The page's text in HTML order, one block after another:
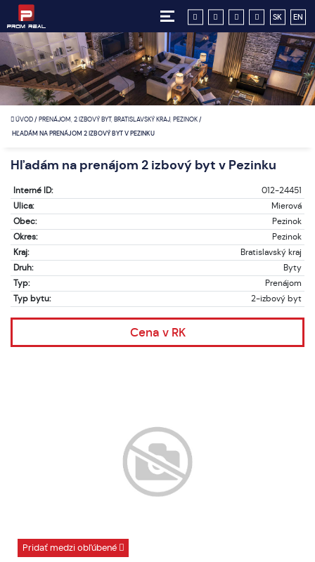
SK EN
ÚVOD/PRENÁJOM, 2 IZBOVÝ BYT, BRATISLAVSKÝ KRAJ, PEZINOK/
HĽADÁM NA PRENÁJOM 2 IZBOVÝ BYT V PEZINKU
Hľadám na prenájom 2 izbový byt v Pezinku
Interné ID:
012-24451
Ulica:
Mierová
Obec:
Pezinok
Okres:
Pezinok
Kraj:
Bratislavský kraj
Druh:
Byty
Typ:
Prenájom
Typ bytu:
2-izbový byt
Cena v RK
Pridať medzi obľúbené